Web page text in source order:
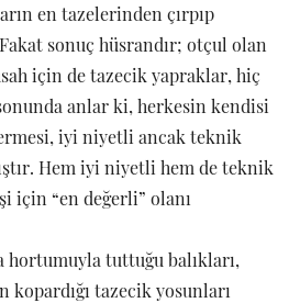
en tazelerinden çırpıp
sonuç hüsrandır; otçul olan
için de tazecik yapraklar, hiç
anlar ki, herkesin kendisi
iyi niyetli ancak teknik
Hem iyi niyetli hem de teknik
için “en değerli” olanı
tuttuğu balıkları,
tazecik yosunları